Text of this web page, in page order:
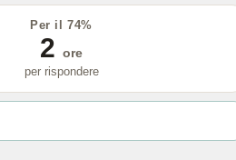
Per il 74%
2 ore
per rispondere